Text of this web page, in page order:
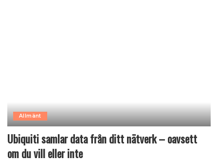
Allmänt
Ubiquiti samlar data från ditt nätverk – oavsett
om du vill eller inte